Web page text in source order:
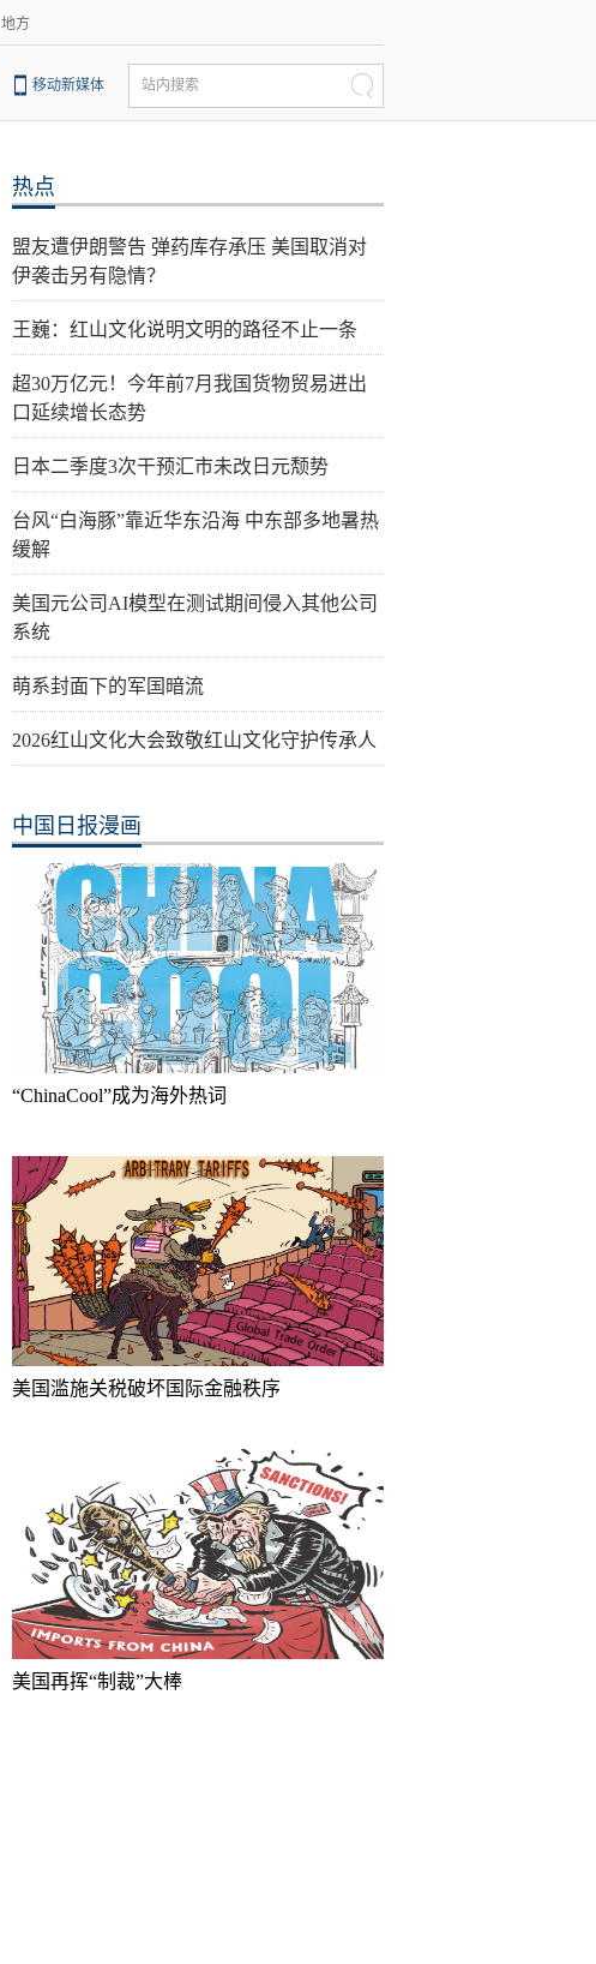
地方
移动新媒体 站内搜索
热点
盟友遭伊朗警告 弹药库存承压 美国取消对
伊袭击另有隐情？
王巍：红山文化说明文明的路径不止一条
超30万亿元！今年前7月我国货物贸易进出
口延续增长态势
日本二季度3次干预汇市未改日元颓势
台风“白海豚”靠近华东沿海 中东部多地暑热
缓解
美国元公司AI模型在测试期间侵入其他公司
系统
萌系封面下的军国暗流
2026红山文化大会致敬红山文化守护传承人
中国日报漫画
“ChinaCool”成为海外热词
美国滥施关税破坏国际金融秩序
美国再挥“制裁”大棒